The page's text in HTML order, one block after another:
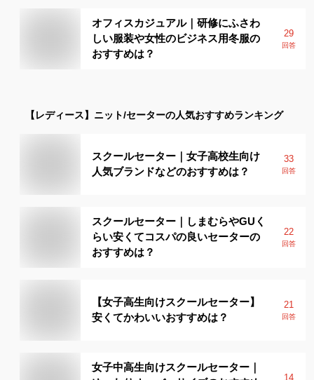
オフィスカジュアル｜研修にふさわ
しい服装や女性のビジネス用冬服の
おすすめは？
29
回答
【レディース】 ニット/セーターの人気おすすめランキング
スクールセーター｜女子高校生向け
人気ブランドなどのおすすめは？
33
回答
スクールセーター｜しまむらやGUく
らい安くてコスパの良いセーターの
おすすめは？
22
回答
【女子高生向けスクールセーター】
安くてかわいいおすすめは？
21
回答
女子中高生向けスクールセーター｜
14